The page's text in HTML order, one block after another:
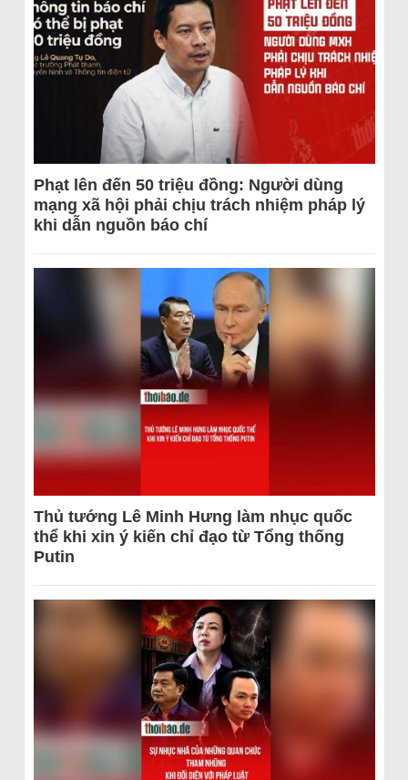
Phạt lên đến 50 triệu đồng: Người dùng
mạng xã hội phải chịu trách nhiệm pháp lý
khi dẫn nguồn báo chí
Thủ tướng Lê Minh Hưng làm nhục quốc
thể khi xin ý kiến chỉ đạo từ Tổng thống
Putin